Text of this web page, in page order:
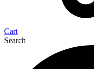
Cart
Search